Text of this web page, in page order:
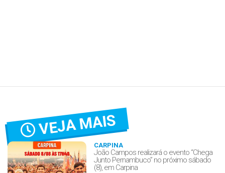
VEJA MAIS
CARPINA
João Campos realizará o evento “Chega
Junto Pernambuco” no próximo sábado
(8), em Carpina